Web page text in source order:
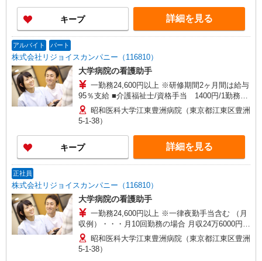
キープ 詳細を見る
アルバイト パート
株式会社リジョイスカンパニー（116810）
大学病院の看護助手
一勤務24,600円以上 ※研修期間2ヶ月間は給与
95％支給 ■介護福祉士/資格手当 1400円/1勤務あ
たり ■介護職員初任者研修/資格手当 700円/1勤
務あたり ■実務者研修/資格手当 1120円/1勤務あ
昭和医科大学江東豊洲病院（東京都江東区豊洲
5-1-38）
キープ 詳細を見る
正社員
株式会社リジョイスカンパニー（116810）
大学病院の看護助手
一勤務24,600円以上 ※一律夜勤手当含む （月
収例）・・・月10回勤務の場合 月収24万6000円
（別途資格手当） ■介護福祉士/資格手当月額
15000円 ■介護職員初任者研修/月額5000円 ■実務
者研修/月額8000円 ※研修期間2ヶ月間は給与95％
昭和医科大学江東豊洲病院（東京都江東区豊洲
5-1-38）